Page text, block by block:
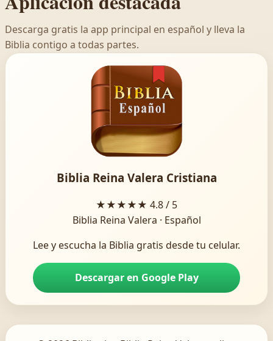
Descarga gratis la app principal en español y lleva la
Biblia contigo a todas partes.
Biblia Reina Valera Cristiana
★★★★★ 4.8 / 5
Biblia Reina Valera · Español
Lee y escucha la Biblia gratis desde tu celular.
Descargar en Google Play